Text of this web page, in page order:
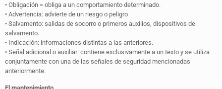
• Obligación = obliga a un comportamiento determinado.
• Advertencia: advierte de un riesgo o peligro
• Salvamento: salidas de socorro o primeros auxilios, dispositivos de
salvamento.
• Indicación: informaciones distintas a las anteriores.
• Señal adicional o auxiliar: contiene exclusivamente a un texto y se utiliza
conjuntamente con una de las señales de seguridad mencionadas
anteriormente.